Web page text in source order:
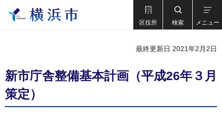
区役所 検索 メニュー
最終更新日 2021年2月2日
新市庁舎整備基本計画（平成26年３月
策定）